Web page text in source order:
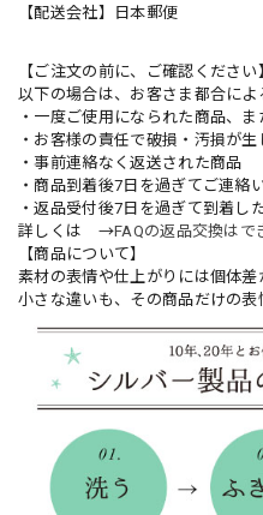
【配送会社】日本郵便
【ご注文の前に、ご確認ください
以下の場合は、お客さま都合によ
・一度ご使用になられた商品、
・お客様の責任で破損・汚損が
・事前連絡なく返送された商品
・商品到着後7日を過ぎてご連絡
・返品受付後7日を過ぎて到着し
詳しくは →FAQの返品交換はで
【商品について】
素材の表情や仕上がりには個体差
小さな違いも、その商品だけの表